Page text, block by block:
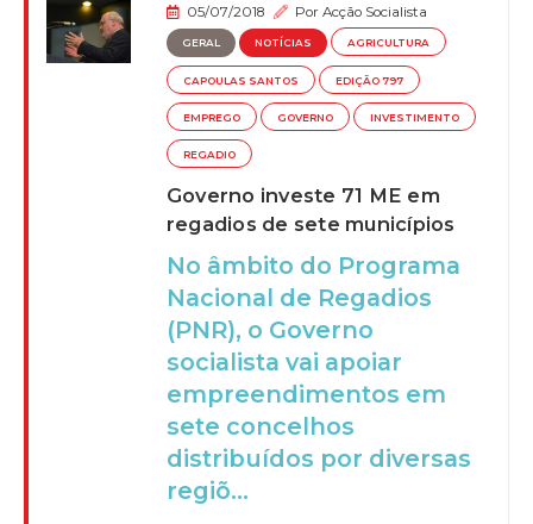
05/07/2018 PorAcção Socialista
GERAL NOTÍCIAS AGRICULTURA
CAPOULAS SANTOS EDIÇÃO 797
EMPREGO GOVERNO INVESTIMENTO
REGADIO
Governo investe 71 ME em
regadios de sete municípios
No âmbito do Programa
Nacional de Regadios
(PNR), o Governo
socialista vai apoiar
empreendimentos em
sete concelhos
distribuídos por diversas
regiõ...